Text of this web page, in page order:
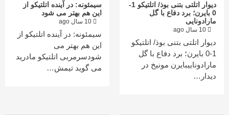
سیمئونه: در آینده اتلتیکو از
این هم بهتر می شود
سیمئونه: در آینده اتلتیکو از
این هم بهتر می
شودسرمربی اتلتیکو مادرید
می گوید تیمش…
دیوار اتلتی بتنی بوذ/ اتلتیکو 1-
0 بایرن؛ برد دفاع با گل
مارادونایی
دیوار اتلتی بتنی بوذ/ اتلتیکو
1-0 بایرن؛ برد دفاع با گل
مارادوناییبایرن مونیخ در
دیدار…